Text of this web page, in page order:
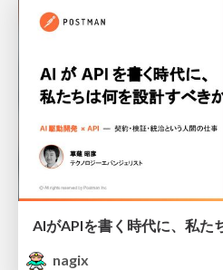
AIがAPIを書く時代に、私た
nagix